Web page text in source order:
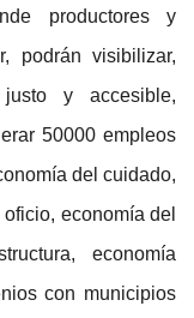
productores y
podrán visibilizar,
y accesible,
50000 empleos
del cuidado,
economía del
economía
con municipios